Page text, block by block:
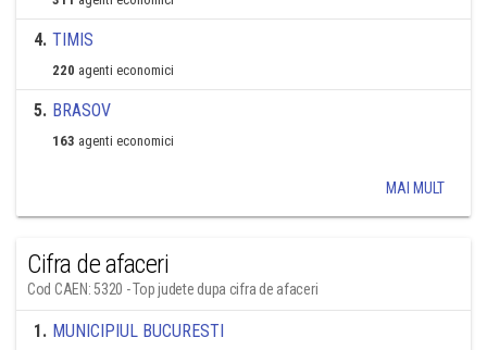
4. TIMIS
220 agenti economici
5. BRASOV
163 agenti economici
MAI MULT
Cifra de afaceri
Cod CAEN: 5320 - Top judete dupa cifra de afaceri
1. MUNICIPIUL BUCURESTI